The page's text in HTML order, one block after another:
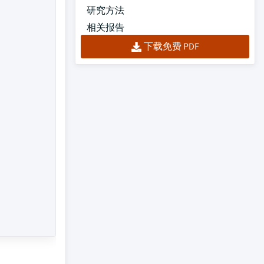
研究方法
相关报告
下载免费 PDF